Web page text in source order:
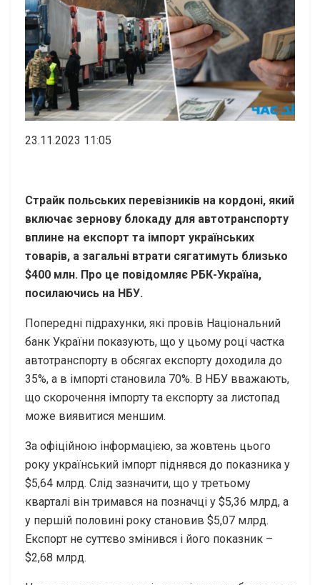
23.11.2023 11:05
Страйк польських перевізників на кордоні, який
включає зернову блокаду для автотранспорту
вплине на експорт та імпорт українських
товарів, а загальні втрати сягатимуть близько
$400 млн. Про це повідомляє РБК-Україна,
посилаючись на НБУ.
Попередні підрахунки, які провів Національний
банк України показують, що у цьому році частка
автотранспорту в обсягах експорту доходила до
35%, а в імпорті становила 70%. В НБУ вважають,
що скорочення імпорту та експорту за листопад
може виявитися меншим.
За офіційною інформацією, за жовтень цього
року український імпорт піднявся до показника у
$5,64 млрд. Слід зазначити, що у третьому
кварталі він тримався на позначці у $5,36 млрд, а
у першій половині року становив $5,07 млрд.
Експорт не суттєво змінився і його показник –
$2,68 млрд.